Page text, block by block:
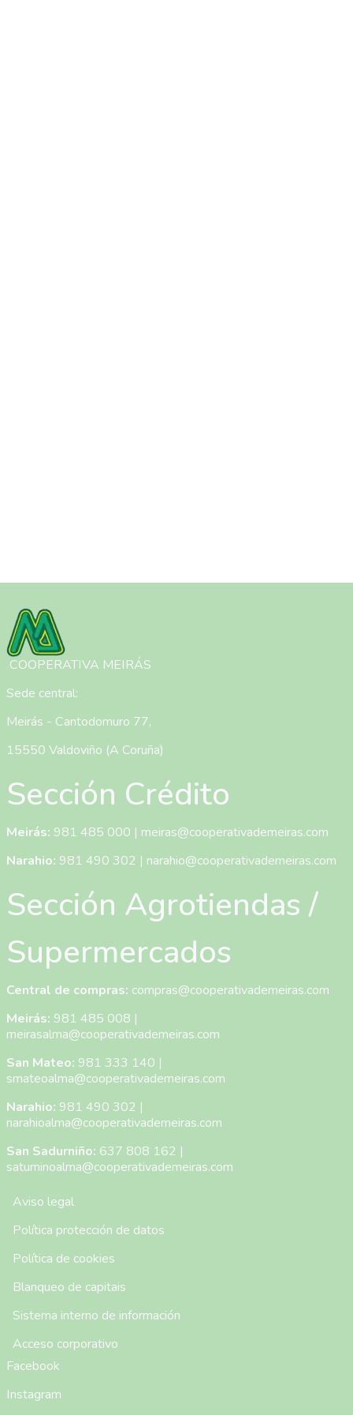
Imaxe
COOPERATIVA MEIRÁS
Sede central:
Meirás - Cantodomuro 77,
15550 Valdoviño (A Coruña)
Sección Crédito
Meirás: 981 485 000 | meiras@cooperativademeiras.com
Narahio: 981 490 302 | narahio@cooperativademeiras.com
Sección Agrotiendas /
Supermercados
Central de compras: compras@cooperativademeiras.com
Meirás: 981 485 008 |
meirasalma@cooperativademeiras.com
San Mateo: 981 333 140 |
smateoalma@cooperativademeiras.com
Narahio: 981 490 302 |
narahioalma@cooperativademeiras.com
San Sadurniño: 637 808 162 |
saturninoalma@cooperativademeiras.com
Menú Pie de Página
Aviso legal
Política protección de datos
Política de cookies
Blanqueo de capitais
Sistema interno de información
Acceso corporativo
Facebook
Instagram